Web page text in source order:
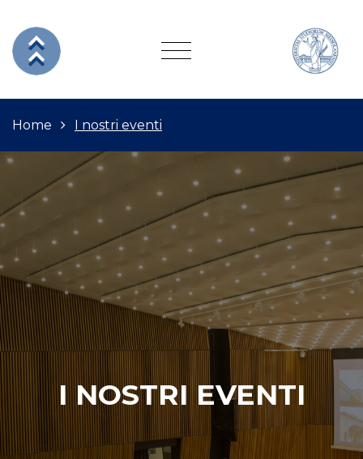
Home I nostri eventi
I NOSTRI EVENTI